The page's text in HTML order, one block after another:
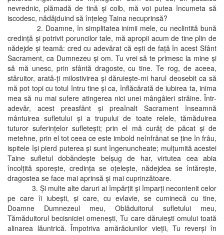
nevrednic, plămadă de tină şi colb, mă voi putea încumeta să
iscodesc, nădăjduind să înţeleg Taina necuprinsă?
2. Doamne, în simplitatea inimii mele, cu neclintită bună
credinţă şi potrivit poruncilor tale, mă apropii acum de tine plin de
nădejde şi teamă: cred cu adevărat că eşti de faţă în acest Sfânt
Sacrament, ca Dumnezeu şi om. Tu vrei să te primesc la mine şi
să mă unesc, prin sfântă dragoste, cu tine. Te rog, de aceea,
stăruitor, arată-ţi milostivirea şi dăruieşte-mi harul deosebit ca să
mă pot topi cu totul întru tine şi ca, înflăcărată de iubirea ta, inima
mea să nu mai sufere atingerea nici unei mângâieri străine. Într-
adevăr, acest preasfânt şi preaînalt Sacrament înseamnă
mântuirea sufletului şi a trupului de toate relele, tămăduirea
tuturor suferinţelor sufleteşti; prin el mă curăţ de păcat şi de
metehne, prin el tot ceea ce este imbold neînfrânat se ţine în frâu,
ispitele îşi pierd puterea şi sunt îngenuncheate; mulţumită acestei
Taine sufletul dobândeşte belşug de har, virtutea cea abia
încolţită sporeşte, credinţa se oţeleşte, nădejdea se întăreşte,
dragostea se face mai aprinsă şi mai cuprinzătoare.
3. Şi multe alte daruri ai împărţit şi împarţi necontenit celor
pe care îi iubeşti, şi care, cu evlavie, se cuminecă cu tine,
Doamne Dumnezeul meu, Oblăduitorul sufletului meu,
Tămăduitorul becisniciei omeneşti, Tu care dăruieşti omului toată
alinarea lăuntrică. Împotriva amărăciunilor vieţii, Tu reverşi în